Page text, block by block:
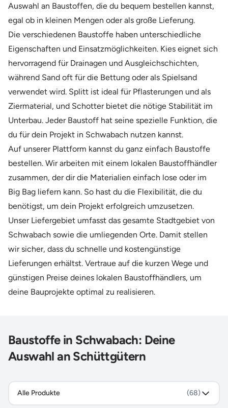
Auswahl an Baustoffen, die du bequem bestellen kannst,
egal ob in kleinen Mengen oder als große Lieferung.
Die verschiedenen Baustoffe haben unterschiedliche
Eigenschaften und Einsatzmöglichkeiten. Kies eignet sich
hervorragend für Drainagen und Ausgleichschichten,
während Sand oft für die Bettung oder als Spielsand
verwendet wird. Splitt ist ideal für Pflasterungen und als
Ziermaterial, und Schotter bietet die nötige Stabilität im
Unterbau. Jeder Baustoff hat seine spezielle Funktion, die
du für dein Projekt in Schwabach nutzen kannst.
Auf unserer Plattform kannst du ganz einfach Baustoffe
bestellen. Wir arbeiten mit einem lokalen Baustoffhändler
zusammen, der dir die Materialien einfach lose oder im
Big Bag liefern kann. So hast du die Flexibilität, die du
benötigst, um dein Projekt erfolgreich umzusetzen.
Unser Liefergebiet umfasst das gesamte Stadtgebiet von
Schwabach sowie die umliegenden Orte. Damit stellen
wir sicher, dass du schnelle und kostengünstige
Lieferungen erhältst. Vertraue auf die kurzen Wege und
günstigen Preise deines lokalen Baustoffhändlers, um
deine Bauprojekte optimal zu realisieren.
Baustoffe in Schwabach: Deine
Auswahl an Schüttgütern
Alle Produkte (68)